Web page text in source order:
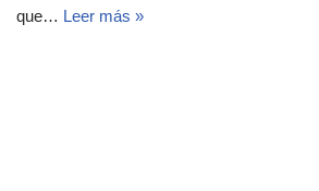
que… Leer más »